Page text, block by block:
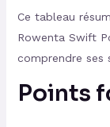
Ce tableau
Rowenta Swift
comprendre ses
Points